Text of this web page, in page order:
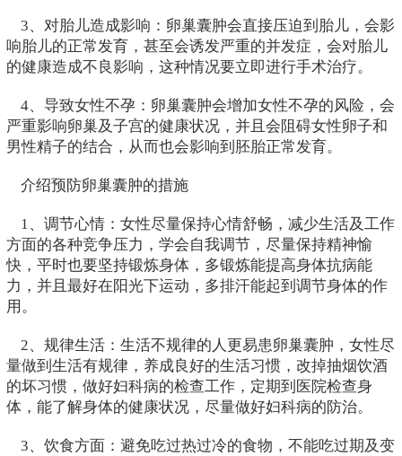
3、对胎儿造成影响：卵巢囊肿会直接压迫到胎儿，会影
响胎儿的正常发育，甚至会诱发严重的并发症，会对胎儿
的健康造成不良影响，这种情况要立即进行手术治疗。
4、导致女性不孕：卵巢囊肿会增加女性不孕的风险，会
严重影响卵巢及子宫的健康状况，并且会阻碍女性卵子和
男性精子的结合，从而也会影响到胚胎正常发育。
介绍预防卵巢囊肿的措施
1、调节心情：女性尽量保持心情舒畅，减少生活及工作
方面的各种竞争压力，学会自我调节，尽量保持精神愉
快，平时也要坚持锻炼身体，多锻炼能提高身体抗病能
力，并且最好在阳光下运动，多排汗能起到调节身体的作
用。
2、规律生活：生活不规律的人更易患卵巢囊肿，女性尽
量做到生活有规律，养成良好的生活习惯，改掉抽烟饮酒
的坏习惯，做好妇科病的检查工作，定期到医院检查身
体，能了解身体的健康状况，尽量做好妇科病的防治。
3、饮食方面：避免吃过热过冷的食物，不能吃过期及变